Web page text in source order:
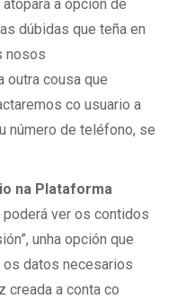
a opción de
dúbidas que teña en
nosos
cousa que
co usuario a
número de teléfono, se
na Plataforma
poderá ver os contidos
unha opción que
datos necesarios
creada a conta co